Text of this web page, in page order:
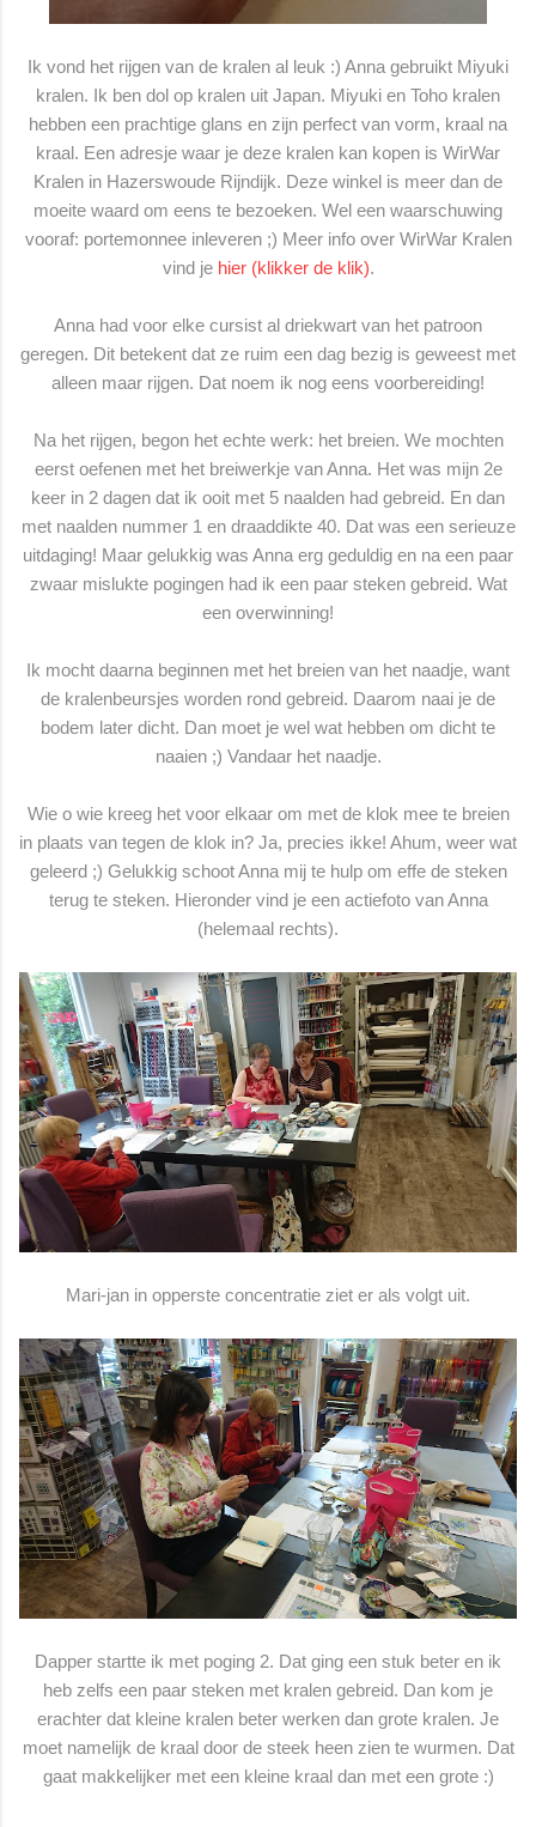
Ik vond het rijgen van de kralen al leuk :) Anna gebruikt Miyuki
kralen. Ik ben dol op kralen uit Japan. Miyuki en Toho kralen
hebben een prachtige glans en zijn perfect van vorm, kraal na
kraal. Een adresje waar je deze kralen kan kopen is WirWar
Kralen in Hazerswoude Rijndijk. Deze winkel is meer dan de
moeite waard om eens te bezoeken. Wel een waarschuwing
vooraf: portemonnee inleveren ;) Meer info over WirWar Kralen
vind je hier (klikker de klik).
Anna had voor elke cursist al driekwart van het patroon
geregen. Dit betekent dat ze ruim een dag bezig is geweest met
alleen maar rijgen. Dat noem ik nog eens voorbereiding!
Na het rijgen, begon het echte werk: het breien. We mochten
eerst oefenen met het breiwerkje van Anna. Het was mijn 2e
keer in 2 dagen dat ik ooit met 5 naalden had gebreid. En dan
met naalden nummer 1 en draaddikte 40. Dat was een serieuze
uitdaging! Maar gelukkig was Anna erg geduldig en na een paar
zwaar mislukte pogingen had ik een paar steken gebreid. Wat
een overwinning!
Ik mocht daarna beginnen met het breien van het naadje, want
de kralenbeursjes worden rond gebreid. Daarom naai je de
bodem later dicht. Dan moet je wel wat hebben om dicht te
naaien ;) Vandaar het naadje.
Wie o wie kreeg het voor elkaar om met de klok mee te breien
in plaats van tegen de klok in? Ja, precies ikke! Ahum, weer wat
geleerd ;) Gelukkig schoot Anna mij te hulp om effe de steken
terug te steken. Hieronder vind je een actiefoto van Anna
(helemaal rechts).
Mari-jan in opperste concentratie ziet er als volgt uit.
Dapper startte ik met poging 2. Dat ging een stuk beter en ik
heb zelfs een paar steken met kralen gebreid. Dan kom je
erachter dat kleine kralen beter werken dan grote kralen. Je
moet namelijk de kraal door de steek heen zien te wurmen. Dat
gaat makkelijker met een kleine kraal dan met een grote :)